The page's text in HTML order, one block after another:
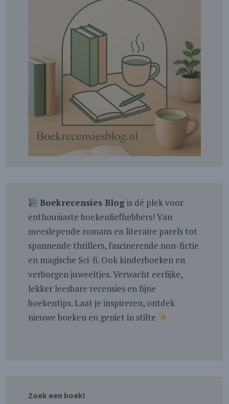
Boekrecensies Blogis dé plek voor
enthousiaste boekenliefhebbers! Van
meeslepende romans en literaire parels tot
spannende thrillers, fascinerende non-fictie
en magische Sci-fi. Ook kinderboeken en
verborgen juweeltjes. Verwacht eerlijke,
lekker leesbare recensies en fijne
boekentips. Laat je inspireren, ontdek
nieuwe boeken en geniet in stilte
Zoek een boek!